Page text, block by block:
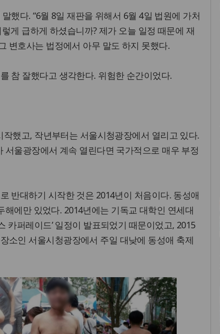
했다. “6월 8일 재판을 위해서 6월 4일 법원에 가처
게 급하게 하셨습니까? 제가 오늘 일정 때문에 재
변호사는 법정에서 아무 말도 하지 못했다.
참 잘했다고 생각한다. 위험한 순간이었다.
했고, 작년부터는 서울시청광장에서 열리고 있다.
울광장에서 계속 열린다면 국가적으로 매우 부정
반대하기 시작한 것은 2014년이 처음이다. 동성애
에만 있었다. 2014년에는 기독교 대학인 연세대
카퍼레이드’ 일정이 발표되었기 때문이었고, 2015
소인 서울시청광장에서 주일 대낮에 동성애 축제